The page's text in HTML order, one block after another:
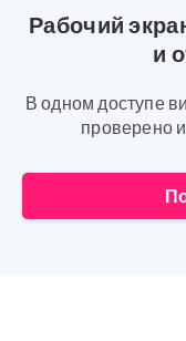
Рабочий
и
В одном доступе
проверено